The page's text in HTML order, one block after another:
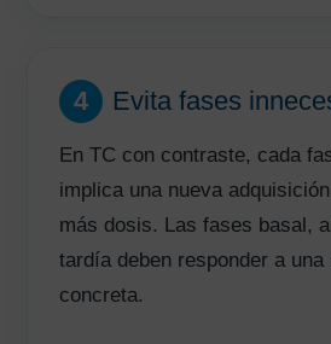
4 Evita fases
En TC con contraste, cada
implica una nueva
más dosis. Las fases basal,
tardía deben responder a una
concreta.